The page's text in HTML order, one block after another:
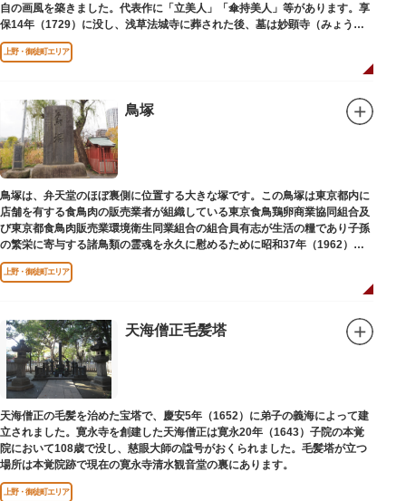
自の画風を築きました。代表作に「立美人」「傘持美人」等があります。享
保14年（1729）に没し、浅草法城寺に葬された後、墓は妙顕寺（みょうけ
んじ）に移されました。
上野・御徒町エリア
鳥塚
鳥塚は、弁天堂のほぼ裏側に位置する大きな塚です。この鳥塚は東京都内に
店舗を有する食鳥肉の販売業者が組織している東京食鳥鶏卵商業協同組合及
び東京都食鳥肉販売業環境衛生同業組合の組合員有志が生活の糧であり子孫
の繁栄に寄与する諸鳥類の霊魂を永久に慰めるために昭和37年（1962）に
建立されました。
上野・御徒町エリア
天海僧正毛髪塔
天海僧正の毛髪を治めた宝塔で、慶安5年（1652）に弟子の義海によって建
立されました。寛永寺を創建した天海僧正は寛永20年（1643）子院の本覚
院において108歳で没し、慈眼大師の諡号がおくられました。毛髪塔が立つ
場所は本覚院跡で現在の寛永寺清水観音堂の裏にあります。
上野・御徒町エリア